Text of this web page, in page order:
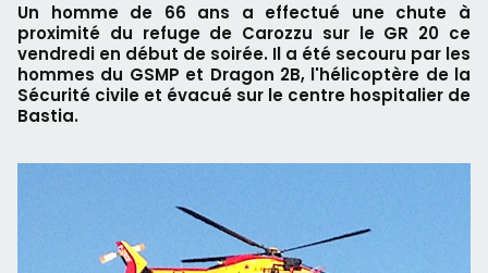
Un homme de 66 ans a effectué une chute à
proximité du refuge de Carozzu sur le GR 20 ce
vendredi en début de soirée. Il a été secouru par les
hommes du GSMP et Dragon 2B, l'hélicoptère de la
Sécurité civile et évacué sur le centre hospitalier de
Bastia.